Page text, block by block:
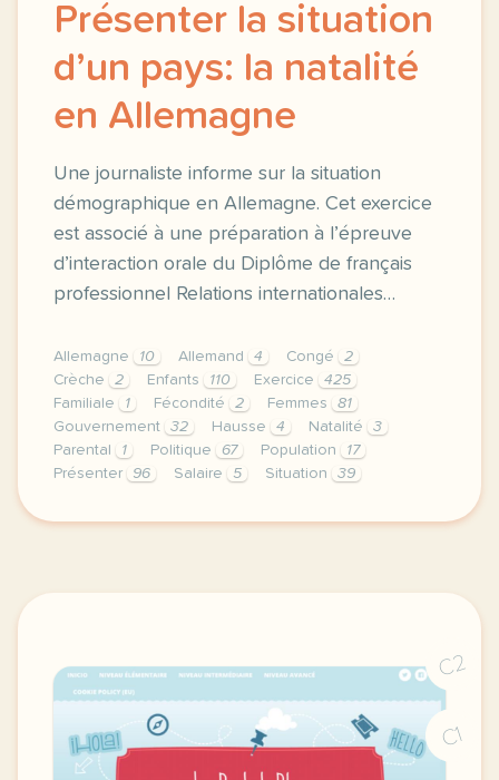
Présenter la situation
d’un pays: la natalité
en Allemagne
Une journaliste informe sur la situation
démographique en Allemagne. Cet exercice
est associé à une préparation à l’épreuve
d’interaction orale du Diplôme de français
professionnel Relations internationales…
Allemagne 10 Allemand 4 Congé
2
Crèche
2 Enfants 110 Exercice
425
Familiale
1 Fécondité 2 Femmes
81
Gouvernement
32 Hausse 4 Natalité
3
Parental
1 Politique 67 Population
17
Présenter
96 Salaire 5 Situation 39
exercice b1 relations internationales presenter la
C2
C1